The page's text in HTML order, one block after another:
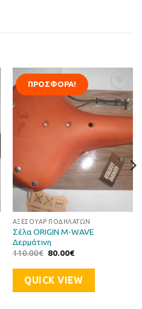
ΠΡΟΣΦΟΡΆ!
Προσθήκη
στη Λίστα
Επιθυμιών
ΑΞΕΣΟΥΆΡ ΠΟΔΗΛΆΤΩΝ
Σέλα ORIGIN M-WAVE
Δερμάτινη
110.00€ Original
was:
110.00€.
80.00€Η
τιμή
είναι:
80.00€.
QUICK VIEW